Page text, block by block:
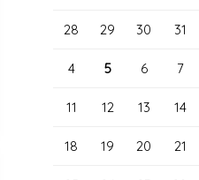
28 29 30 31
4 5 6 7
11 12 13 14
18 19 20 21